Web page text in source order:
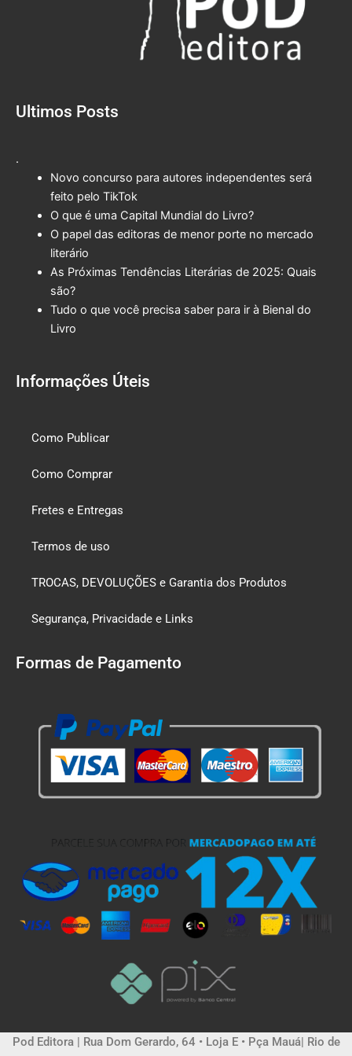
Ultimos Posts
.
Novo concurso para autores independentes será
feito pelo TikTok
O que é uma Capital Mundial do Livro?
O papel das editoras de menor porte no mercado
literário
As Próximas Tendências Literárias de 2025: Quais
são?
Tudo o que você precisa saber para ir à Bienal do
Livro
Informações Úteis
Como Publicar
Como Comprar
Fretes e Entregas
Termos de uso
TROCAS, DEVOLUÇÕES e Garantia dos Produtos
Segurança, Privacidade e Links
Formas de Pagamento
Pod Editora | Rua Dom Gerardo, 64 • Loja E • Pça Mauá| Rio de